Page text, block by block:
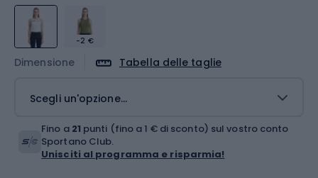
-2 €
Dimensione Tabella delle taglie
Scegli un'opzione...
Fino a 21 punti (fino a 1 € di sconto) sul vostro conto
Sportano Club.
Unisciti al programma e risparmia!